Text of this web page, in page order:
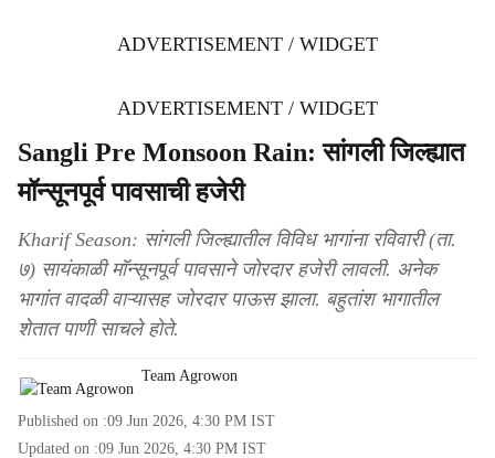
ADVERTISEMENT / WIDGET
ADVERTISEMENT / WIDGET
Sangli Pre Monsoon Rain: सांगली जिल्ह्यात
मॉन्सूनपूर्व पावसाची हजेरी
Kharif Season: सांगली जिल्ह्यातील विविध भागांना रविवारी (ता.
७) सायंकाळी मॉन्सूनपूर्व पावसाने जोरदार हजेरी लावली. अनेक
भागांत वादळी वाऱ्यासह जोरदार पाऊस झाला. बहुतांश भागातील
शेतात पाणी साचले होते.
Team Agrowon
Published on :09 Jun 2026, 4:30 PM IST
Updated on :09 Jun 2026, 4:30 PM IST